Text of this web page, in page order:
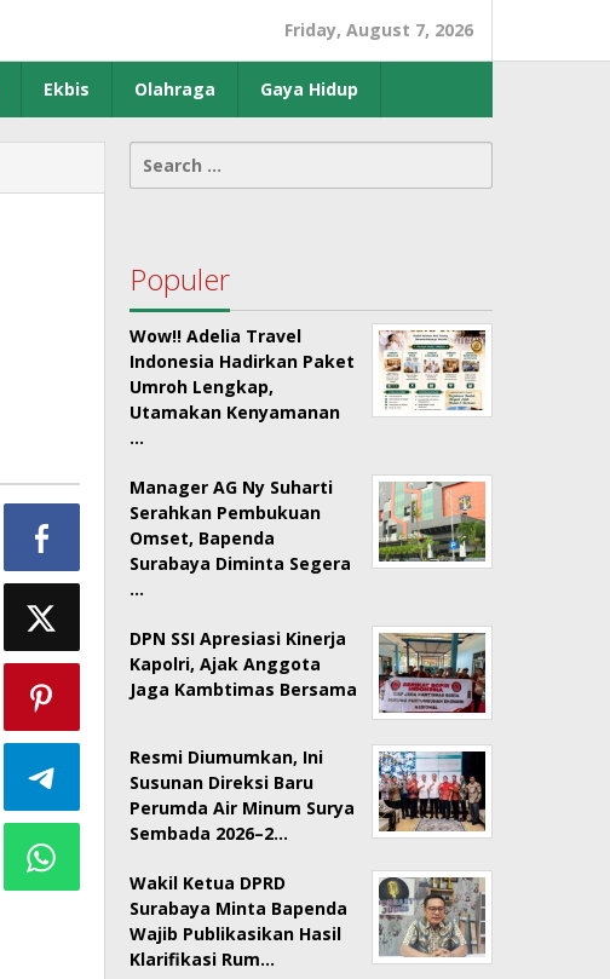
Friday, August 7, 2026
Ekbis Olahraga Gaya Hidup
Search
for:
Populer
Wow!! Adelia Travel
Indonesia Hadirkan Paket
Umroh Lengkap,
Utamakan Kenyamanan
…
Manager AG Ny Suharti
Serahkan Pembukuan
Omset, Bapenda
Surabaya Diminta Segera
…
DPN SSI Apresiasi Kinerja
Kapolri, Ajak Anggota
Jaga Kambtimas Bersama
Resmi Diumumkan, Ini
Susunan Direksi Baru
Perumda Air Minum Surya
Sembada 2026–2…
Wakil Ketua DPRD
Surabaya Minta Bapenda
Wajib Publikasikan Hasil
Klarifikasi Rum…